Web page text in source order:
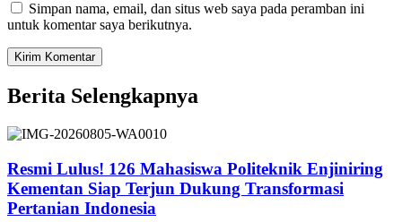
Simpan nama, email, dan situs web saya pada peramban ini
untuk komentar saya berikutnya.
Berita Selengkapnya
Resmi Lulus! 126 Mahasiswa Politeknik Enjiniring
Kementan Siap Terjun Dukung Transformasi
Pertanian Indonesia